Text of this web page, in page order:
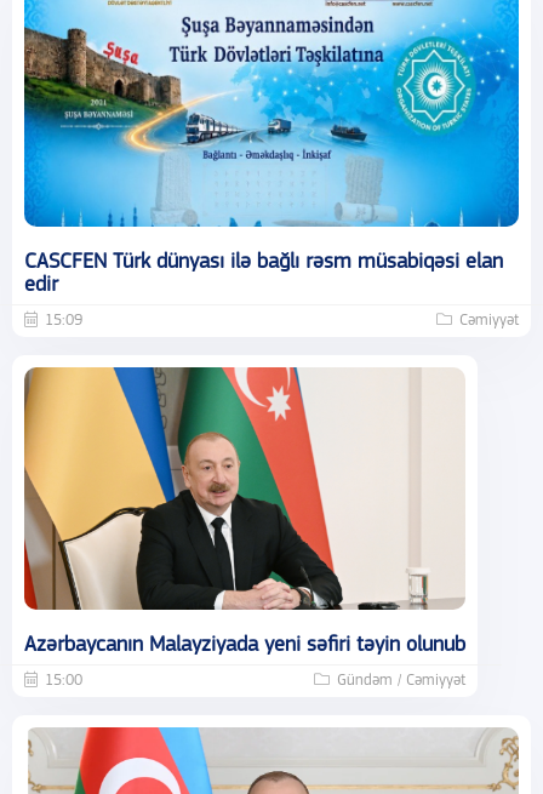
CASCFEN Türk dünyası ilə bağlı rəsm müsabiqəsi elan
edir
15:09 Cəmiyyət
Azərbaycanın Malayziyada yeni səfiri təyin olunub
15:00 Gündəm / Cəmiyyət